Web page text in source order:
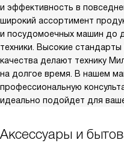
и эффективность в
широкий ассортимент
и посудомоечных машин до
техники. Высокие
качества делают технику
на долгое время. В нашем
профессиональную
идеально подойдет для
Аксессуары и